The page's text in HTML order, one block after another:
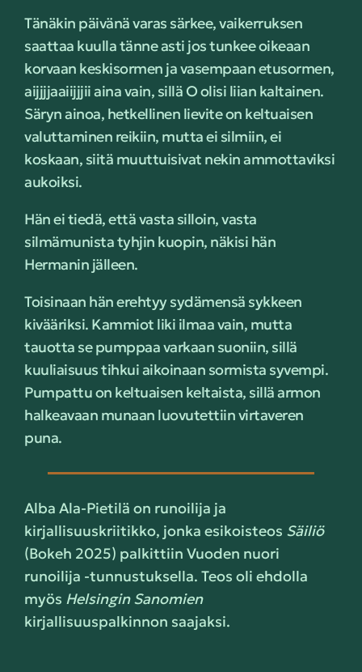
Tänäkin päivänä varas särkee, vaikerruksen
saattaa kuulla tänne asti jos tunkee oikeaan
korvaan keskisormen ja vasempaan etusormen,
aijjjjaaiijjjii aina vain, sillä O olisi liian kaltainen.
Säryn ainoa, hetkellinen lievite on keltuaisen
valuttaminen reikiin, mutta ei silmiin, ei
koskaan, siitä muuttuisivat nekin ammottaviksi
aukoiksi.
Hän ei tiedä, että vasta silloin, vasta
silmämunista tyhjin kuopin, näkisi hän
Hermanin jälleen.
Toisinaan hän erehtyy sydämensä sykkeen
kivääriksi. Kammiot liki ilmaa vain, mutta
tauotta se pumppaa varkaan suoniin, sillä
kuuliaisuus tihkui aikoinaan sormista syvempi.
Pumpattu on keltuaisen keltaista, sillä armon
halkeavaan munaan luovutettiin virtaveren
puna.
Alba Ala-Pietilä on runoilija ja
kirjallisuuskriitikko, jonka esikoisteos Säiliö
(Bokeh 2025) palkittiin Vuoden nuori
runoilija -tunnustuksella. Teos oli ehdolla
myös Helsingin Sanomien
kirjallisuuspalkinnon saajaksi.